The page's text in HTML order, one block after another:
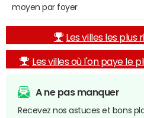
moyen par foyer
Les villes les plus
Les villes où l'on paye le
A ne pas manquer
Recevez nos astuces et bons